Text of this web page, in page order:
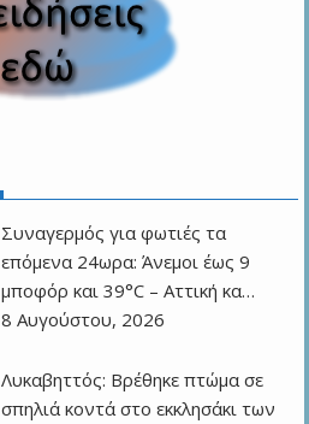
Συναγερμός για φωτιές τα
επόμενα 24ωρα: Άνεμοι έως 9
μποφόρ και 39°C – Αττική κα…
8 Αυγούστου, 2026
Λυκαβηττός: Βρέθηκε πτώμα σε
σπηλιά κοντά στο εκκλησάκι των